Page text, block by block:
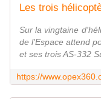
Sur la vingtaine
de l'Espace attend
et ses trois AS-332